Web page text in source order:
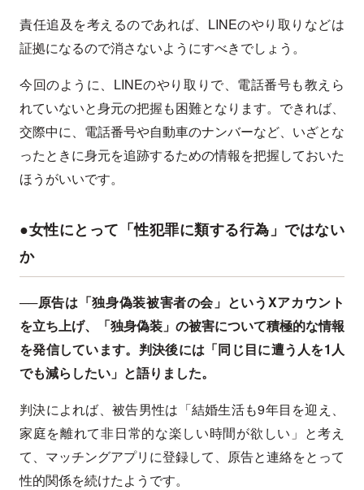
責任追及を考えるのであれば、LINEのやり取りなどは
証拠になるので消さないようにすべきでしょう。
今回のように、LINEのやり取りで、電話番号も教えら
れていないと身元の把握も困難となります。できれば、
交際中に、電話番号や自動車のナンバーなど、いざとな
ったときに身元を追跡するための情報を把握しておいた
ほうがいいです。
●女性にとって「性犯罪に類する行為」ではない
か
──原告は「独身偽装被害者の会」というXアカウント
を立ち上げ、「独身偽装」の被害について積極的な情報
を発信しています。判決後には「同じ目に遭う人を1人
でも減らしたい」と語りました。
判決によれば、被告男性は「結婚生活も9年目を迎え、
家庭を離れて非日常的な楽しい時間が欲しい」と考え
て、マッチングアプリに登録して、原告と連絡をとって
性的関係を続けたようです。